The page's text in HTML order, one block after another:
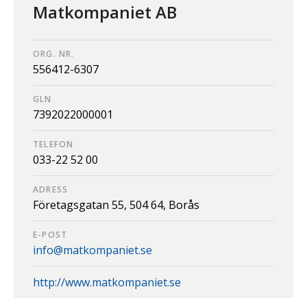
Matkompaniet AB
ORG. NR.
556412-6307
GLN
7392022000001
TELEFON
033-22 52 00
ADRESS
Företagsgatan 55, 504 64, Borås
E-POST
info@matkompaniet.se
http://www.matkompaniet.se